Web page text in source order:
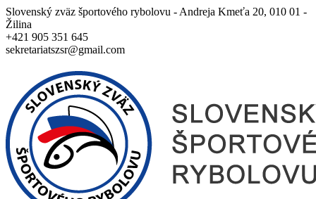
Slovenský zväz športového rybolovu - Andreja Kmeťa 20, 010 01 -
Žilina
+421 905 351 645
sekretariatszsr@gmail.com